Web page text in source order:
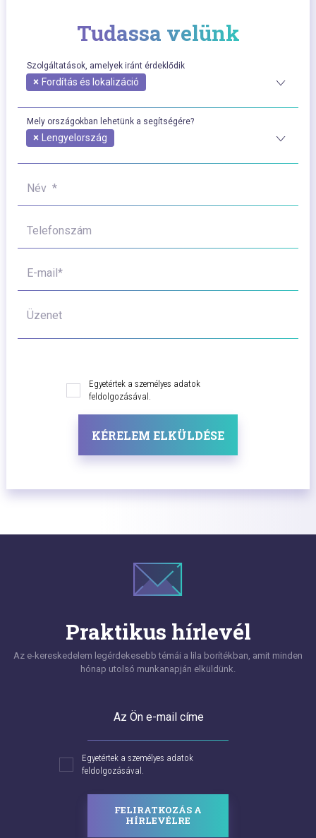
Tudassa velünk
Szolgáltatások, amelyek iránt érdeklődik
× Fordítás és lokalizáció
Mely országokban lehetünk a segítségére?
× Lengyelország
Név *
Telefonszám
E-mail*
Üzenet
Egyetértek a személyes adatok
feldolgozásával.
KÉRELEM ELKÜLDÉSE
Praktikus hírlevél
Az e-kereskedelem legérdekesebb témái a lila borítékban, amit minden
hónap utolsó munkanapján elküldünk.
Az Ön e-mail címe
Egyetértek a személyes adatok
feldolgozásával.
FELIRATKOZÁS A
HÍRLEVÉLRE